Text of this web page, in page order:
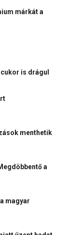
márkát a
is drágul
menthetik
a
magyar